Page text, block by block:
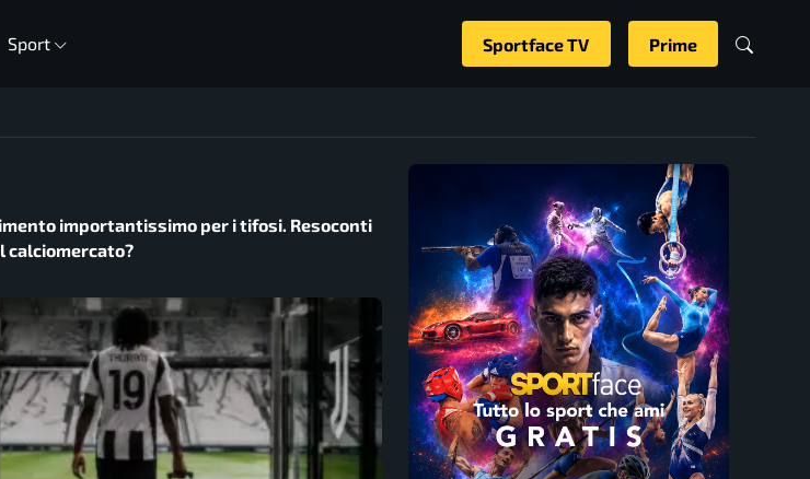
Sport Sportface TV Prime
importantissimo per i tifosi. Resoconti
calciomercato?